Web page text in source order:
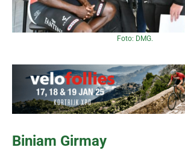
Foto: DMG.
Biniam Girmay